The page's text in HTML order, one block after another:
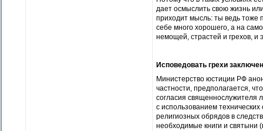
дает осмыслить свою жизнь
приходит мысль: ты ведь тоже
себе много хорошего, а на
немощей, страстей и грехов, и
Исповедовать грехи
Министерство юстиции РФ
частности, предполагается,
согласия священнослужителя
с использованием
религиозных обрядов в
необходимые книги и святыни